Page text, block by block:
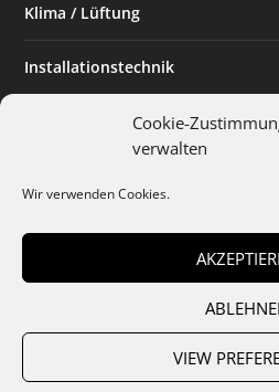
Cookie-
verwalten
Wir verwenden Cookies.
VIEW
Klima / Lüftung
Installationstechnik
Planen & Bauen
Installateur des Monats
Mediadaten